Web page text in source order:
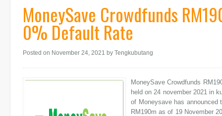
MoneySave Crowdfunds
0% Default Rate
Posted on November 24, 2021 by Tengkubutang
MoneySave Crowdfunds
held on 24 november 2021 in
of Moneysave has announced
RM190m as of 19 November